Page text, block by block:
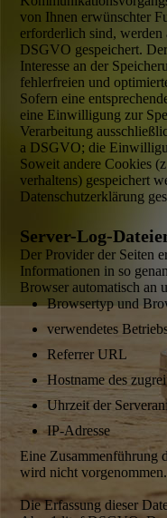
von Ihnen erwünschter
erforderlich sind,
DSGVO gespeichert.
Interesse an der
fehlerfreien und
Sofern eine
eine Einwilli­gung zur
Verarbeitung
a DSGVO; die
Soweit andere Cookies
verhaltens) gespeichert
Datenschutz­erklärung
Server-Log-
Der Provider der Seiten
Informationen in so
Browser automatisch an
Browsertyp und
verwendetes
Referrer URL
Hostname des
Uhrzeit der
IP-Adresse
Eine Zusammen­führung
wird nicht vorgenommen.
Die Erfassung dieser